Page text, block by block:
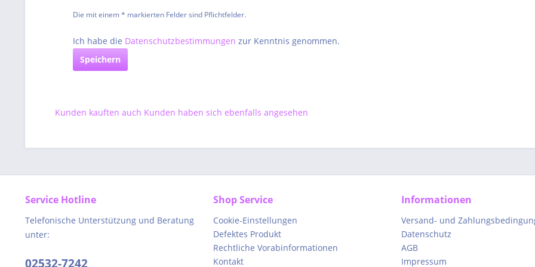
Die mit einem * markierten Felder sind Pflichtfelder.
Ich habe die Datenschutzbestimmungen zur Kenntnis genommen.
Speichern
Kunden kauften auch Kunden haben sich ebenfalls angesehen
Service Hotline
Telefonische Unterstützung und Beratung
unter:
02532-7242
Shop Service
Cookie-Einstellungen
Defektes Produkt
Rechtliche Vorabinformationen
Kontakt
Informationen
Versand- und
Datenschutz
AGB
Impressum